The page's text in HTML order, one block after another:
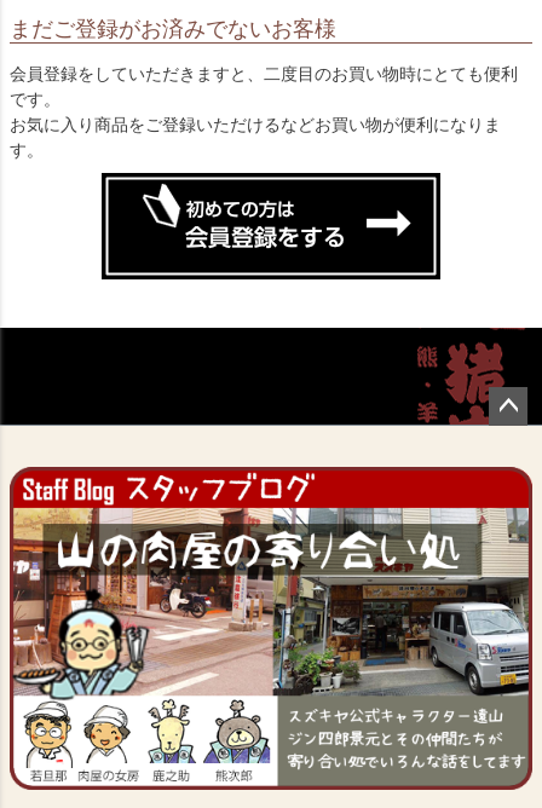
まだご登録がお済みでないお客様
会員登録をしていただきますと、二度目のお買い物時にとても便利
です。
お気に入り商品をご登録いただけるなどお買い物が便利になりま
す。
ジト
へ